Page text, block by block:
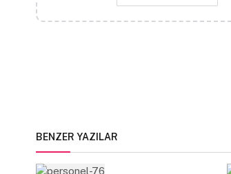
BENZER YAZILAR